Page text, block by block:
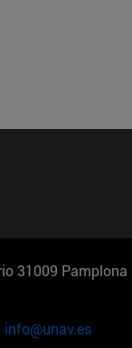
31009 Pamplona
info@unav.es